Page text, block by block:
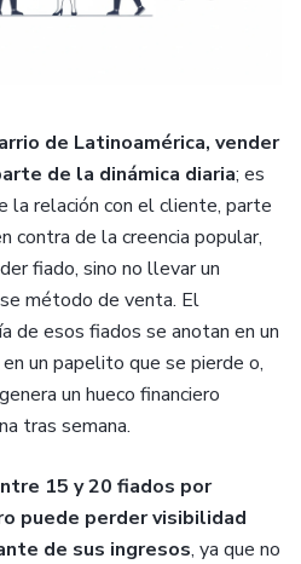
de Latinoamérica, vender
de la dinámica diaria; es
la relación con el cliente, parte
contra de la creencia popular,
fiado, sino no llevar un
método de venta. El
de esos fiados se anotan en un
un papelito que se pierde o,
un hueco financiero
tras semana.
15 y 20 fiados por
puede perder visibilidad
de sus ingresos, ya que no